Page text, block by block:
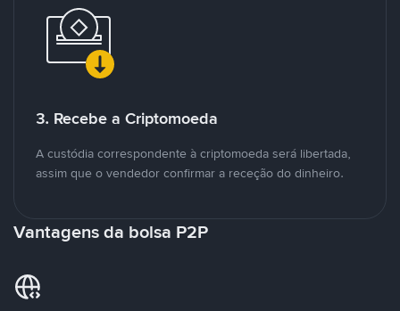
3. Recebe a Criptomoeda
A custódia correspondente à criptomoeda será libertada,
assim que o vendedor confirmar a receção do dinheiro.
Vantagens da bolsa P2P